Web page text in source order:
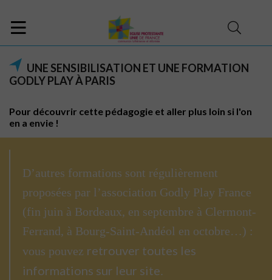
UNE SENSIBILISATION ET UNE FORMATION
GODLY PLAY À PARIS
Pour découvrir cette pédagogie et aller plus loin si l'on
en a envie !
D’autres formations sont régulièrement
proposées par l’association Godly Play France
(fin juin à Bordeaux, en septembre à Clermont-
Ferrand, à Bourg-Saint-Andéol en octobre…) :
vous pouvez retrouver toutes les
informations sur leur site.